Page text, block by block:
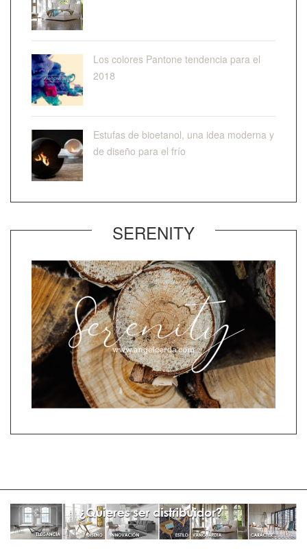
Los colores Pantone tendencia para el
2018
Estufas de bioetanol, una idea moderna y
de diseño para el frío
SERENITY